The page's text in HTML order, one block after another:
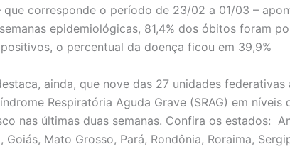
que corresponde o período de 23/02 a 01/03 –
epidemiológicas, 81,4% dos óbitos foram
o percentual da doença ficou em 39,9%
ainda, que nove das 27 unidades federativas
Respiratória Aguda Grave (SRAG) em níveis
nas últimas duas semanas. Confira os estados:
Goiás, Mato Grosso, Pará, Rondônia, Roraima,